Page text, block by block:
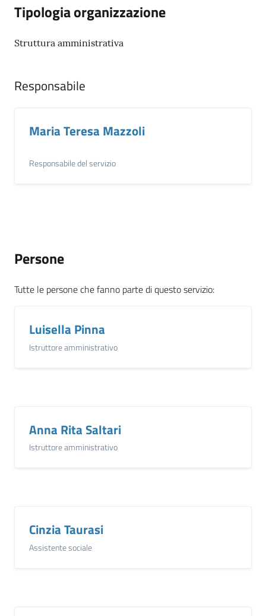
Tipologia organizzazione
Struttura amministrativa
Responsabile
Maria Teresa Mazzoli
Responsabile del servizio
Persone
Tutte le persone che fanno parte di questo servizio:
Luisella Pinna
Istruttore amministrativo
Anna Rita Saltari
Istruttore amministrativo
Cinzia Taurasi
Assistente sociale